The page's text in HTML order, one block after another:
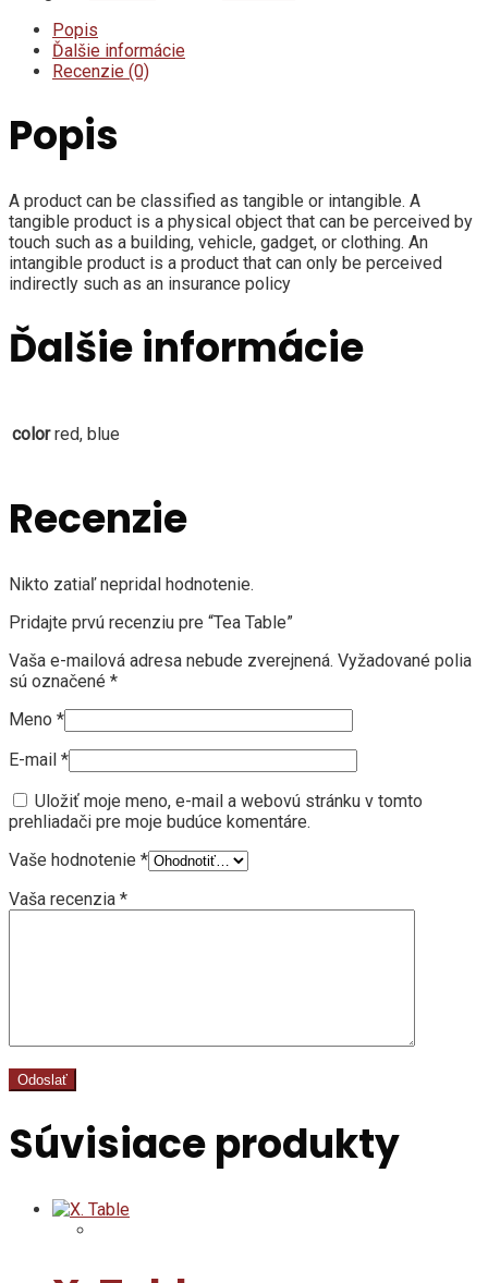
Popis
Ďalšie informácie
Recenzie (0)
Popis
A product can be classified as tangible or intangible. A
tangible product is a physical object that can be perceived by
touch such as a building, vehicle, gadget, or clothing. An
intangible product is a product that can only be perceived
indirectly such as an insurance policy
Ďalšie informácie
color red, blue
Recenzie
Nikto zatiaľ nepridal hodnotenie.
Pridajte prvú recenziu pre “Tea Table”
Vaša e-mailová adresa nebude zverejnená. Vyžadované polia
sú označené *
Meno *
E-mail *
Uložiť moje meno, e-mail a webovú stránku v tomto
prehliadači pre moje budúce komentáre.
Vaše hodnotenie *
Vaša recenzia *
Súvisiace produkty